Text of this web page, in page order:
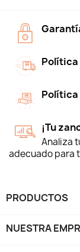
Política
Política
¡Tu
Analiza
adecuado para
PRODUCTOS
NUESTRA